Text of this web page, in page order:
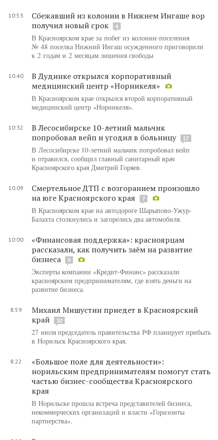
10:53
Сбежавший из колонии в Нижнем Ингаше вор
получил новый срок
4
В Красноярском крае за побег из колонии-поселения
№ 48 поселка Нижний Ингаш осужденного приговорили
к 2 годам и 2 месяцам лишения свободы
10:40
В Дудинке открылся корпоративный
медицинский центр «Норникеля»
В Красноярском крае открылся второй корпоративный
медицинский центр «Норникеля».
10:32
В Лесосибирске 10-летний мальчик
попробовал вейп и угодил в больницу
17
В Лесосибирске 10-летний мальчик попробовал вейп
и отравился, сообщил главный санитарный врач
Красноярского края Дмитрий Горяев.
10:09
Смертельное ДТП с возгоранием произошло
на юге Красноярского края
7
В Красноярском крае на автодороге Шарыпово-Ужур-
Балахта столкнулись и загорелись два автомобиля.
10:00
«Финансовая поддержка»: красноярцам
рассказали, как получить заём на развитие
бизнеса
9
Эксперты компании «Кредит-Финанс» рассказали
красноярским предпринимателям, где взять деньги на
развитие бизнеса.
8:59
Михаил Мишустин приедет в Красноярский
край
32
27 июля председатель правительства РФ планирует прибыть
в Норильск Красноярского края.
8:22
«Большое поле для деятельности»:
норильским предпринимателям помогут стать
частью бизнес-сообщества Красноярского
края
В Норильске прошла встреча представителей бизнеса,
некоммерческих организаций и власти «Горизонты
партнерства».